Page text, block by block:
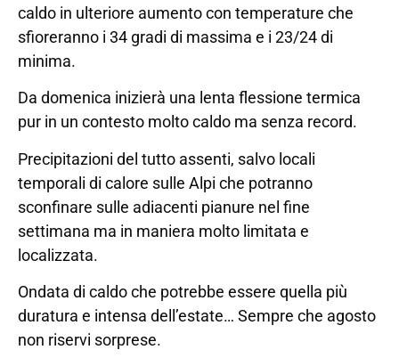
caldo in ulteriore aumento con temperature che
sfioreranno i 34 gradi di massima e i 23/24 di
minima.
Da domenica inizierà una lenta flessione termica
pur in un contesto molto caldo ma senza record.
Precipitazioni del tutto assenti, salvo locali
temporali di calore sulle Alpi che potranno
sconfinare sulle adiacenti pianure nel fine
settimana ma in maniera molto limitata e
localizzata.
Ondata di caldo che potrebbe essere quella più
duratura e intensa dell’estate… Sempre che agosto
non riservi sorprese.